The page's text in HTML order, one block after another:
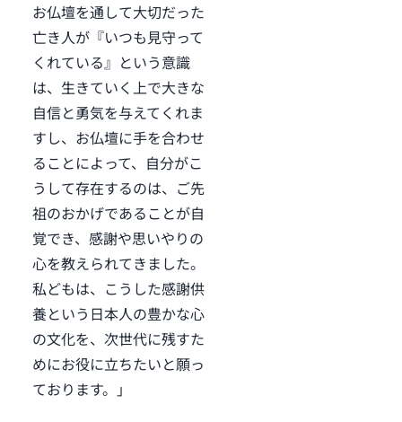
お仏壇を通して大切だった
亡き人が『いつも見守って
くれている』という意識
は、生きていく上で大きな
自信と勇気を与えてくれま
すし、お仏壇に手を合わせ
ることによって、自分がこ
うして存在するのは、ご先
祖のおかげであることが自
覚でき、感謝や思いやりの
心を教えられてきました。
私どもは、こうした感謝供
養という日本人の豊かな心
の文化を、次世代に残すた
めにお役に立ちたいと願っ
ております。」